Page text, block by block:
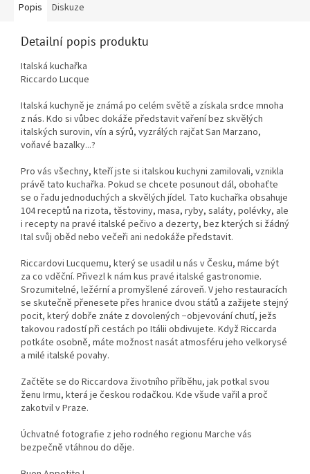
Popis Diskuze
Detailní popis produktu
Italská kuchařka
Riccardo Lucque
Italská kuchyně je známá po celém světě a získala srdce mnoha
z nás. Kdo si vůbec dokáže představit vaření bez skvělých
italských surovin, vín a sýrů, vyzrálých rajčat San Marzano,
voňavé bazalky...?
Pro vás všechny, kteří jste si italskou kuchyni zamilovali, vznikla
právě tato kuchařka. Pokud se chcete posunout dál, obohaťte
se o řadu jednoduchých a skvělých jídel. Tato kuchařka obsahuje
104 receptů na rizota, těstoviny, masa, ryby, saláty, polévky, ale
i recepty na pravé italské pečivo a dezerty, bez kterých si žádný
Ital svůj oběd nebo večeři ani nedokáže představit.
Riccardovi Lucquemu, který se usadil u nás v Česku, máme být
za co vděční. Přivezl k nám kus pravé italské gastronomie.
Srozumitelné, ležérní a promyšlené zároveň. V jeho restauracích
se skutečně přenesete přes hranice dvou států a zažijete stejný
pocit, který dobře znáte z dovolených −objevování chutí, ježs
takovou radostí při cestách po Itálii obdivujete. Když Riccarda
potkáte osobně, máte možnost nasát atmosféru jeho velkorysé
a milé italské povahy.
Začtěte se do Riccardova životního příběhu, jak potkal svou
ženu Irmu, která je českou rodačkou. Kde všude vařil a proč
zakotvil v Praze.
Úchvatné fotografie z jeho rodného regionu Marche vás
bezpečně vtáhnou do děje.